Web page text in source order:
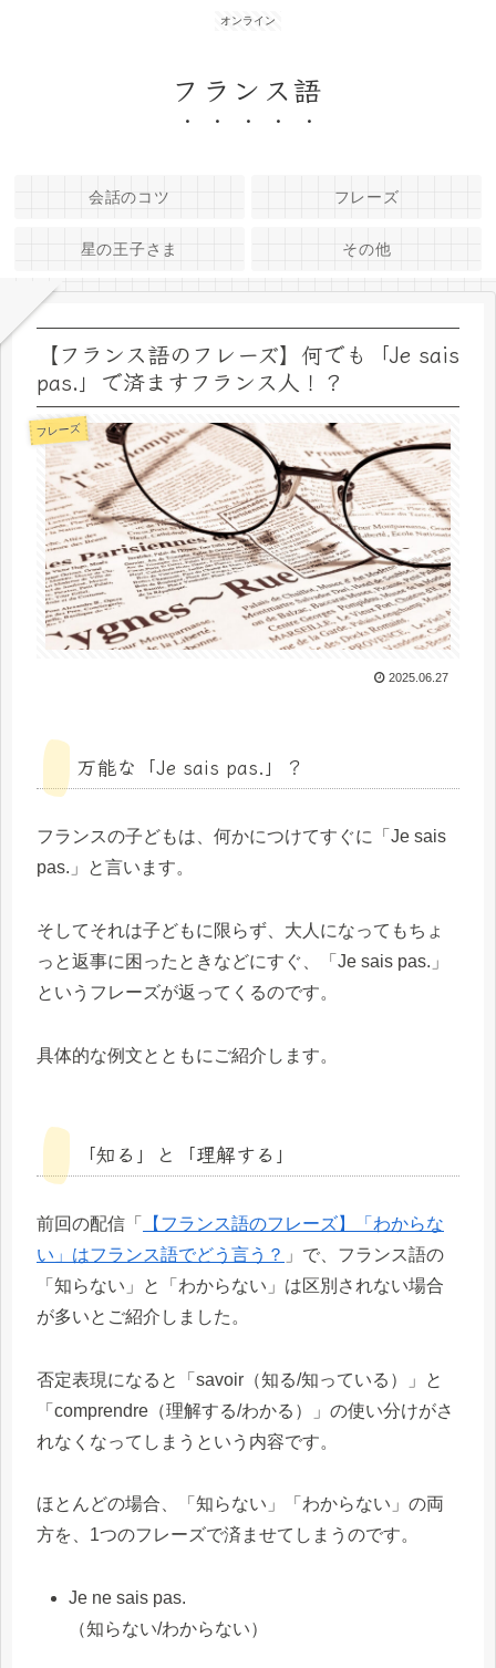
オンライン
フランス語
会話のコツ フレーズ
星の王子さま その他
【フランス語のフレーズ】何でも「Je sais
pas.」で済ますフランス人！？
フレーズ
2025.06.27
万能な「Je sais pas.」？
フランスの子どもは、何かにつけてすぐに「Je sais
pas.」と言います。
そしてそれは子どもに限らず、大人になってもちょ
っと返事に困ったときなどにすぐ、「Je sais pas.」
というフレーズが返ってくるのです。
具体的な例文とともにご紹介します。
「知る」と「理解する」
前回の配信「
【フランス語のフレーズ】「わからな
い」はフランス語でどう言う？ 」で、フランス語の
「知らない」と「わからない」は区別されない場合
が多いとご紹介しました。
否定表現になると「savoir（知る/知っている）」と
「comprendre（理解する/わかる）」の使い分けがさ
れなくなってしまうという内容です。
ほとんどの場合、「知らない」「わからない」の両
方を、1つのフレーズで済ませてしまうのです。
Je ne sais pas.
（知らない/わからない）